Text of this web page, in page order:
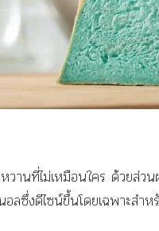
วานที่ไม่เหมือนใคร ด้วยส่ว
ลซึ่งดีไซน์ขึ้นโดยเฉพาะสำ